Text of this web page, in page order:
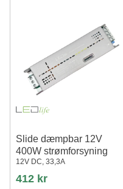
Slide dæmpbar 12V
400W strømforsyning
12V DC, 33,3A
412 kr